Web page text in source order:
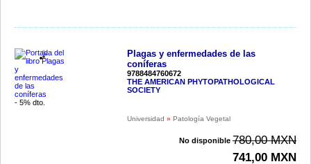
- 5% dto.
Plagas y enfermedades de las
coníferas
9788484760672
THE AMERICAN PHYTOPATHOLOGICAL
SOCIETY
Universidad »Patología Vegetal
No disponible 780,00 MXN
741,00 MXN